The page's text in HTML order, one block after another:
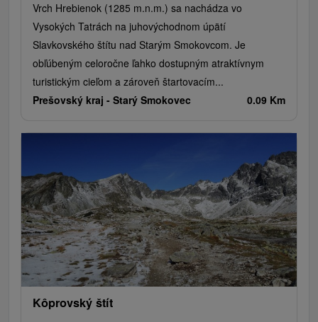
Vrch Hrebienok (1285 m.n.m.) sa nachádza vo
Vysokých Tatrách na juhovýchodnom úpätí
Slavkovského štítu nad Starým Smokovcom. Je
obľúbeným celoročne ľahko dostupným atraktívnym
turistickým cieľom a zároveň štartovacím...
Prešovský kraj - Starý Smokovec 0.09 Km
Kôprovský štít